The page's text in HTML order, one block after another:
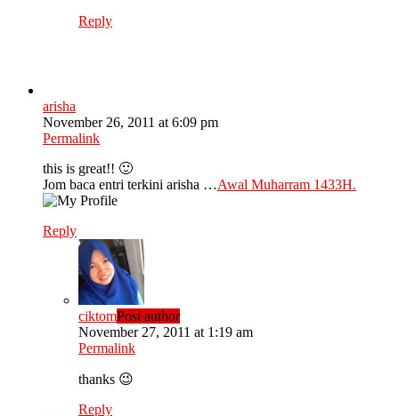
Reply
arisha
November 26, 2011 at 6:09 pm
Permalink
this is great!! 🙂
Jom baca entri terkini arisha …Awal Muharram 1433H.
Reply
ciktomPost author
November 27, 2011 at 1:19 am
Permalink
thanks 😉
Reply